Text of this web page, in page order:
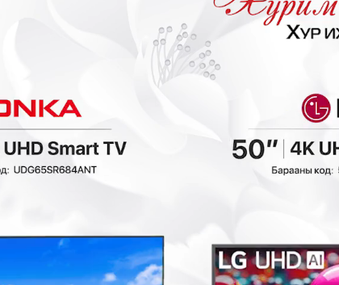
- 50,000₮ - 100,000₮